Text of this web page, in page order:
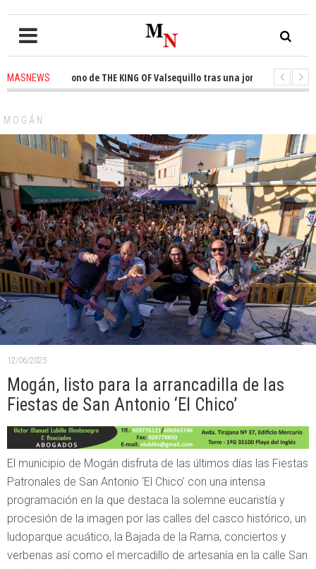
MASNEWS
el trono de THE KING OF Valsequillo tras una jornada de baloncesto
MOGÁN
12/06/2025
Mogán, listo para la arrancadilla de las
Fiestas de San Antonio ‘El Chico’
El municipio de Mogán disfruta de las últimos días las Fiestas
Patronales de San Antonio ‘El Chico’ con una intensa
programación en la que destaca la solemne eucaristía y
procesión de la imagen por las calles del casco histórico, un
ludoparque acuático, la Bajada de la Rama, conciertos y
verbenas así como el mercadillo de artesanía en la calle San